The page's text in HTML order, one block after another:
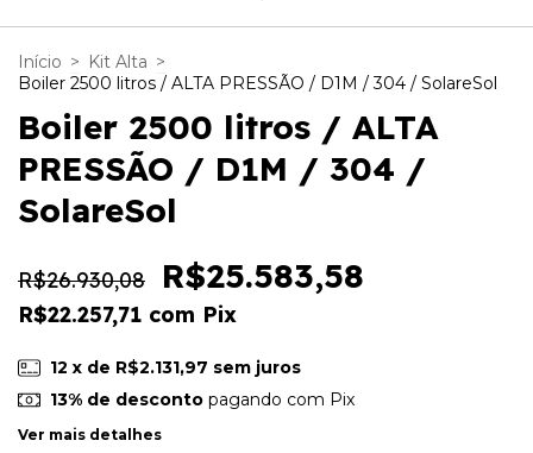
Início > Kit Alta >
Boiler 2500 litros / ALTA PRESSÃO / D1M / 304 / SolareSol
Boiler 2500 litros / ALTA
PRESSÃO / D1M / 304 /
SolareSol
R$26.930,08 R$25.583,58
R$22.257,71 com Pix
12 x de R$2.131,97 sem juros
13% de descontopagando com Pix
Ver mais detalhes